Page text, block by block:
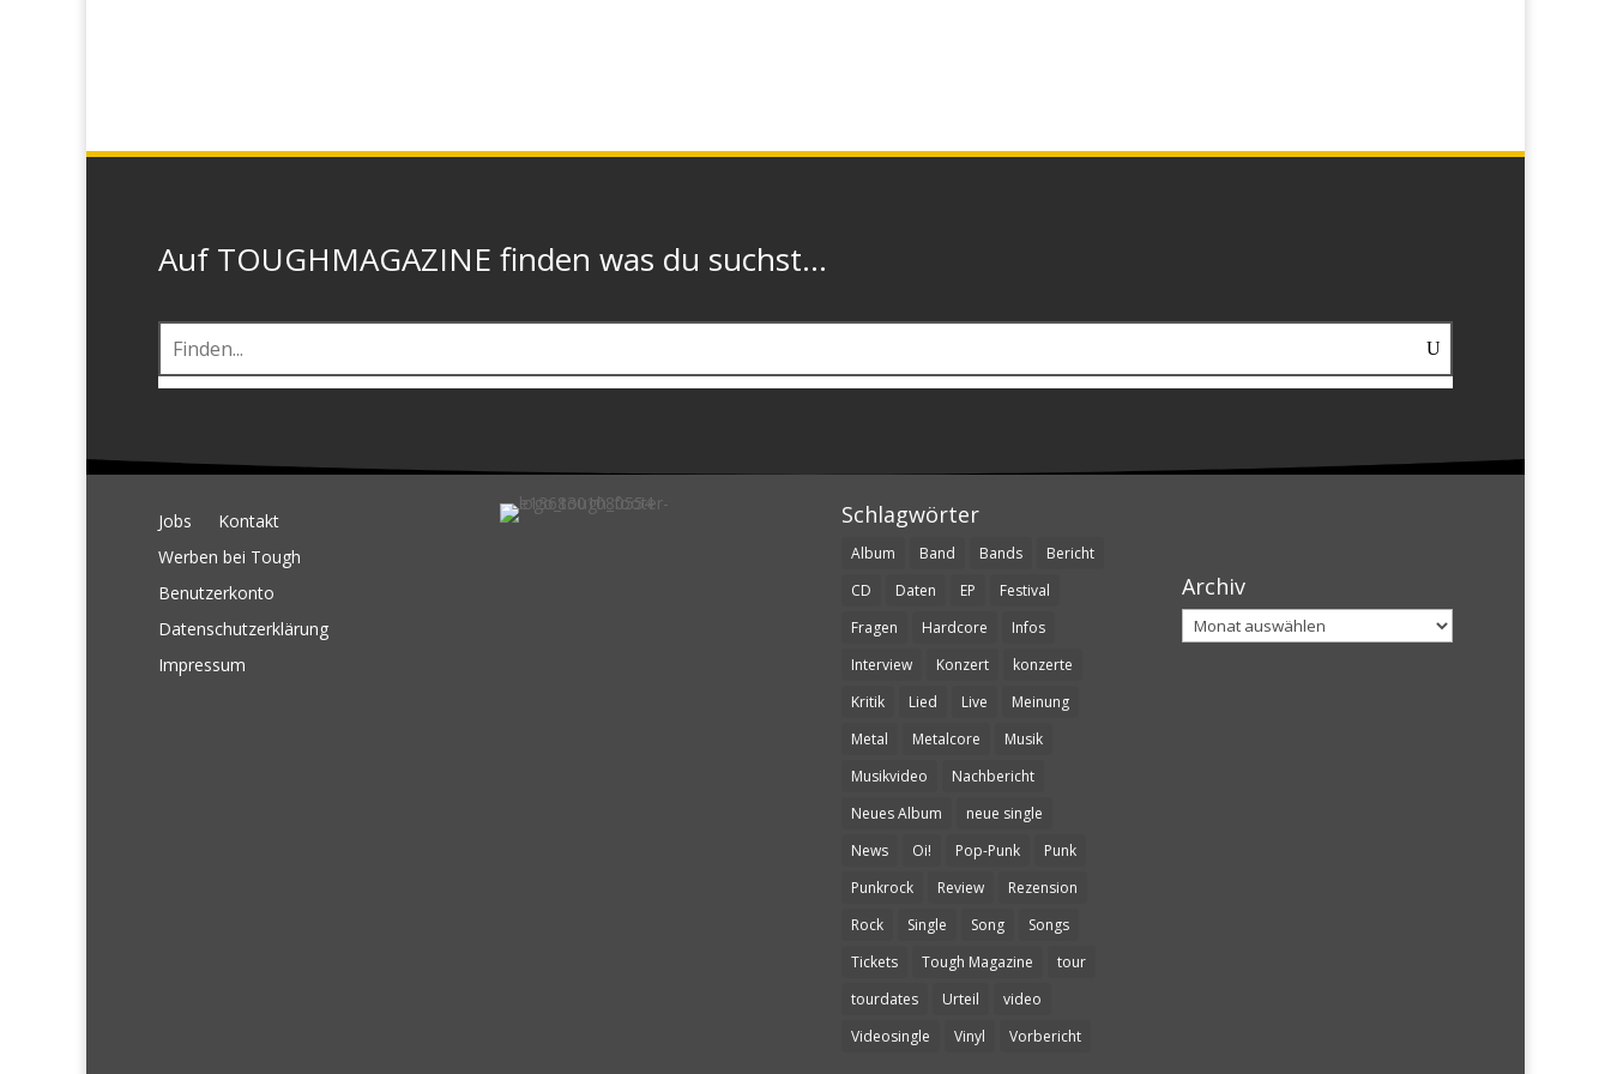
Auf TOUGHMAGAZINE finden was du suchst...
Jobs
Kontakt
Werben bei Tough
Benutzerkonto
Datenschutzerklärung
Impressum
Schlagwörter
Album Band Bands
Bericht
CD
Daten EP
Festival
Fragen
Hardcore
Infos
Interview
Konzert
konzerte
Kritik
Lied Live
Meinung
Metal
Metalcore
Musik
Musikvideo
Nachbericht
Neues Album
neue single
News
Oi! Pop-Punk
Punk
Punkrock
Review
Rezension
Rock
Single Song
Songs
Tickets
Tough Magazine
tour
tourdates
Urteil
video
Videosingle
Vinyl Vorbericht
Archiv
Archiv